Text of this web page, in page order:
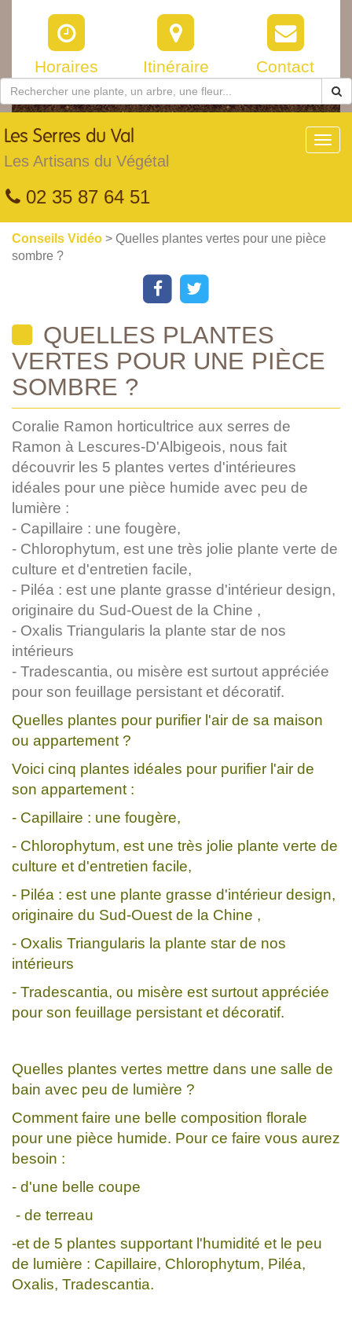
Horaires Itinéraire Contact
Les Serres du Val
Les Artisans du Végétal
02 35 87 64 51
Conseils Vidéo > Quelles plantes vertes pour une pièce
sombre ?
QUELLES PLANTES
VERTES POUR UNE PIÈCE
SOMBRE ?
Coralie Ramon horticultrice aux serres de
Ramon à Lescures-D'Albigeois, nous fait
découvrir les 5 plantes vertes d'intérieures
idéales pour une pièce humide avec peu de
lumière :
- Capillaire : une fougère,
- Chlorophytum, est une très jolie plante verte de
culture et d'entretien facile,
- Piléa : est une plante grasse d'intérieur design,
originaire du Sud-Ouest de la Chine ,
- Oxalis Triangularis la plante star de nos
intérieurs
- Tradescantia, ou misère est surtout appréciée
pour son feuillage persistant et décoratif.
Quelles plantes pour purifier l'air de sa maison
ou appartement ?
Voici cinq plantes idéales pour purifier l'air de
son appartement :
- Capillaire : une fougère,
- Chlorophytum, est une très jolie plante verte de
culture et d'entretien facile,
- Piléa : est une plante grasse d'intérieur design,
originaire du Sud-Ouest de la Chine ,
- Oxalis Triangularis la plante star de nos
intérieurs
- Tradescantia, ou misère est surtout appréciée
pour son feuillage persistant et décoratif.
Quelles plantes vertes mettre dans une salle de
bain avec peu de lumière ?
Comment faire une belle composition florale
pour une pièce humide. Pour ce faire vous aurez
besoin :
- d'une belle coupe
- de terreau
-et de 5 plantes supportant l'humidité et le peu
de lumière : Capillaire, Chlorophytum, Piléa,
Oxalis, Tradescantia.